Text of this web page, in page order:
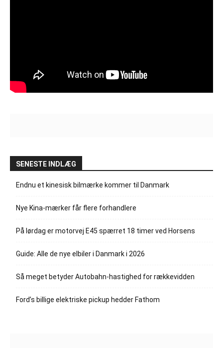
SENESTE INDLÆG
Endnu et kinesisk bilmærke kommer til Danmark
Nye Kina-mærker får flere forhandlere
På lørdag er motorvej E45 spærret 18 timer ved Horsens
Guide: Alle de nye elbiler i Danmark i 2026
Så meget betyder Autobahn-hastighed for rækkevidden
Ford’s billige elektriske pickup hedder Fathom